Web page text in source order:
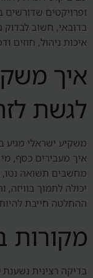
ופרויקטים
בדובאי, חשוב לבדוק
איכות ניהול, חוזים
איך
לגשת
משקיע ישראלי
איך מעבירים כסף,
מחשבים תשואה
יכולה לתמוך
ההחלטה חייבת
מקורות
בדיקה רצינית